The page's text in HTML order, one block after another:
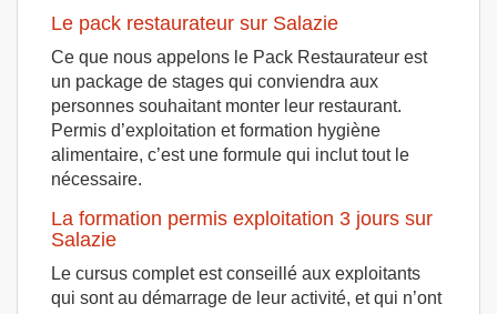
Le pack restaurateur sur Salazie
Ce que nous appelons le Pack Restaurateur est
un package de stages qui conviendra aux
personnes souhaitant monter leur restaurant.
Permis d’exploitation et formation hygiène
alimentaire, c’est une formule qui inclut tout le
nécessaire.
La formation permis exploitation 3 jours sur
Salazie
Le cursus complet est conseillé aux exploitants
qui sont au démarrage de leur activité, et qui n’ont